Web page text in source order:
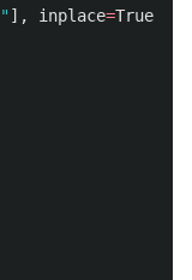
" ], inplace=True